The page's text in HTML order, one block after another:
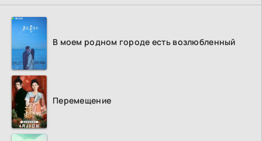
В моем родном городе есть возлюбленный
Перемещение